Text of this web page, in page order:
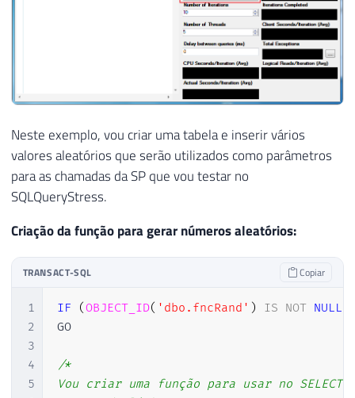
Neste exemplo, vou criar uma tabela e inserir vários
valores aleatórios que serão utilizados como parâmetros
para as chamadas da SP que vou testar no
SQLQueryStress.
Criação da função para gerar números aleatórios:
TRANSACT-SQL Copiar
1
2
3
4
5
IF (OBJECT_ID( 'dbo.fncRand' ) IS NOT NULL
GO
/*
Vou criar uma função para usar no